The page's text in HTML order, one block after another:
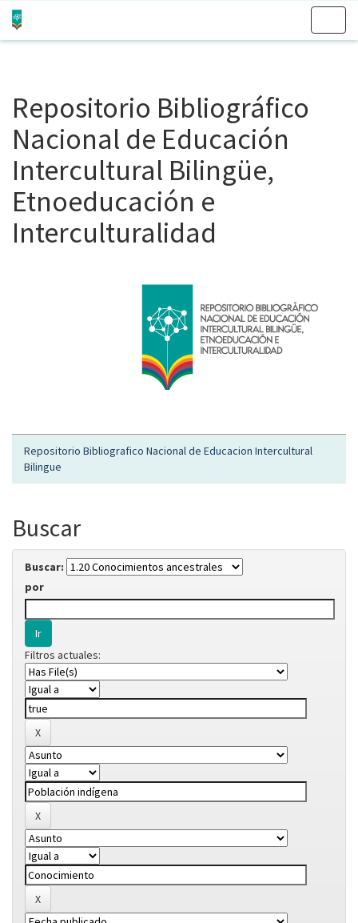
Repositorio Bibliográfico
Nacional de Educación
Intercultural Bilingüe,
Etnoeducación e
Interculturalidad
Repositorio Bibliografico Nacional de Educacion Intercultural
Bilingue
Buscar
Buscar:
por
Filtros actuales: